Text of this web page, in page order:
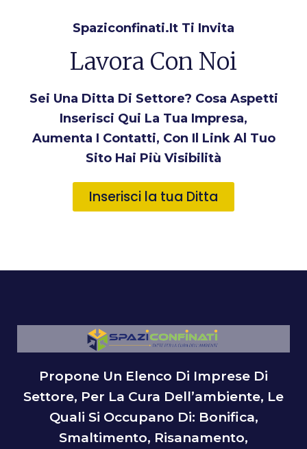
Spaziconfinati.it Ti Invita
Lavora Con Noi
Sei Una Ditta Di Settore? Cosa Aspetti
Inserisci Qui La Tua Impresa,
Aumenta I Contatti, Con Il Link Al Tuo
Sito Hai Più Visibilità
Inserisci la tua Ditta
Propone Un Elenco Di Imprese Di
Settore, Per La Cura Dell’ambiente, Le
Quali Si Occupano Di: Bonifica,
Smaltimento, Risanamento,